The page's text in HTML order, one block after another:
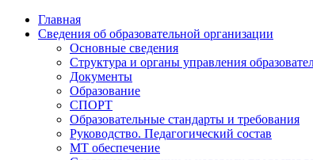
Перейти
содержимому
Главная
Сведения об образовательной организации
Основные сведения
Структура и органы управления
Документы
Образование
СПОРТ
Образовательные стандарты и требования
Руководство. Педагогический состав
МТ обеспечение